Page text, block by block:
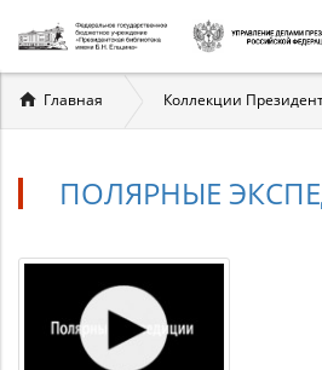
Вы
здесь
Главная Коллекции
ПОЛЯРНЫЕ